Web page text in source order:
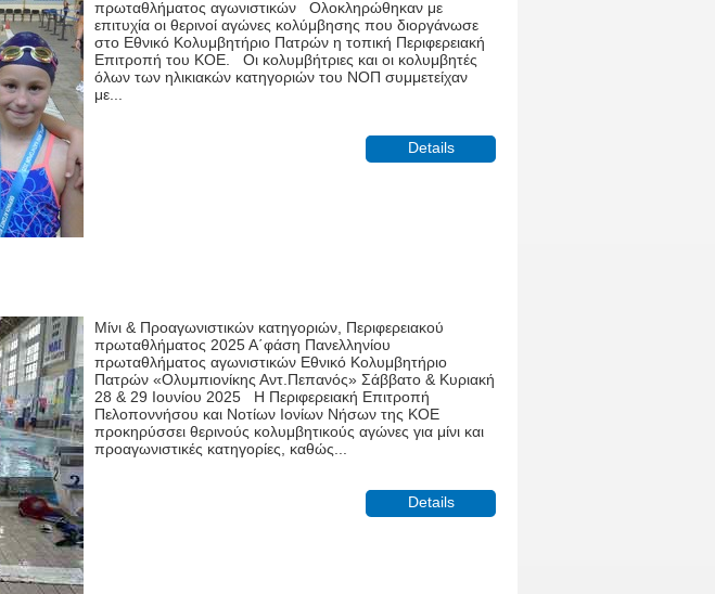
πρωταθλήματος αγωνιστικών Ολοκληρώθηκαν με
επιτυχία οι θερινοί αγώνες κολύμβησης που διοργάνωσε
στο Εθνικό Κολυμβητήριο Πατρών η τοπική Περιφερειακή
Επιτροπή του ΚΟΕ. Οι κολυμβήτριες και οι κολυμβητές
όλων των ηλικιακών κατηγοριών του ΝΟΠ συμμετείχαν
με...
Details
Μίνι & Προαγωνιστικών κατηγοριών, Περιφερειακού
πρωταθλήματος 2025 Α΄φάση Πανελληνίου
πρωταθλήματος αγωνιστικών Εθνικό Κολυμβητήριο
Πατρών «Ολυμπιονίκης Αντ.Πεπανός» Σάββατο & Κυριακή
28 & 29 Ιουνίου 2025 Η Περιφερειακή Επιτροπή
Πελοποννήσου και Νοτίων Ιονίων Νήσων της ΚΟΕ
προκηρύσσει θερινούς κολυμβητικούς αγώνες για μίνι και
προαγωνιστικές κατηγορίες, καθώς...
Details